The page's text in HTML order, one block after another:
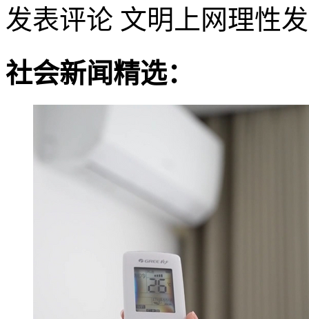
发表评论 文明上网理性
社会新闻精选：